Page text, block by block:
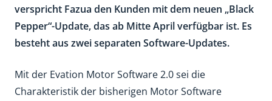
verspricht Fazua den Kunden mit dem neuen „Black
Pepper“-Update, das ab Mitte April verfügbar ist. Es
besteht aus zwei separaten Software-Updates.
Mit der Evation Motor Software 2.0 sei die
Charakteristik der bisherigen Motor Software